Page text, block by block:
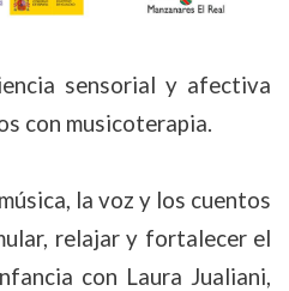
sensorial y afectiva
con musicoterapia.
la voz y los cuentos
relajar y fortalecer el
con Laura Jualiani,